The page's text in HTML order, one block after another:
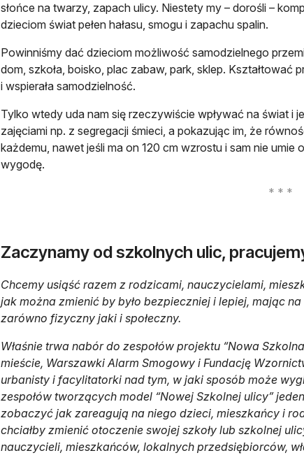
słońce na twarzy, zapach ulicy. Niestety my – dorośli –
dzieciom świat pełen hałasu, smogu i zapachu spalin.
Powinniśmy dać dzieciom możliwość samodzielnego
dom, szkoła, boisko, plac zabaw, park, sklep.
i wspierała samodzielność.
Tylko wtedy uda nam się rzeczywiście wpływać na świat i
zajęciami np. z segregacji śmieci, a pokazując im, że
każdemu, nawet jeśli ma on 120 cm wzrostu i sam nie
wygodę.
Zaczynamy od szkolnych ulic,
Chcemy usiąść razem z rodzicami, nauczycielami,
jak można zmienić by było bezpieczniej i lepiej, mając
zarówno fizyczny jaki i społeczny.
Właśnie trwa nabór do zespołów projektu “Nowa
mieście, Warszawki Alarm Smogowy i Fundację
urbanisty i facylitatorki nad tym, w jaki sposób może
zespołów tworzących model “Nowej Szkolnej ulicy”
zobaczyć jak zareagują na niego dzieci, mieszkańcy i
chciałby zmienić otoczenie swojej szkoły lub szkolnej
nauczycieli, mieszkańców, lokalnych przedsiębiorców,